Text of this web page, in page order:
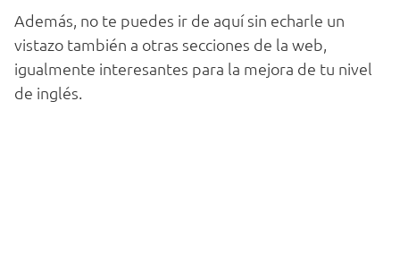
Además, no te puedes ir de aquí sin echarle un
vistazo también a otras secciones de la web,
igualmente interesantes para la mejora de tu nivel
de inglés.